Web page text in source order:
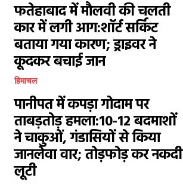
फतेहाबाद में मौलवी की चलती
कार में लगी आग:शॉर्ट सर्किट
बताया गया कारण; ड्राइवर ने
कूदकर बचाई जान
हिमाचल
पानीपत में कपड़ा गोदाम पर
ताबड़तोड़ हमला:10-12 बदमाशों
ने चाकुओं, गंडासियों से किया
जानलेवा वार; तोड़फोड़ कर नकदी
लूटी